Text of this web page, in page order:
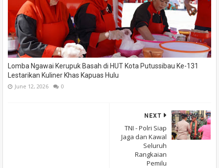
Lomba Ngawai Kerupuk Basah di HUT Kota Putussibau Ke-131
Lestarikan Kuliner Khas Kapuas Hulu
June 12, 2026 0
NEXT
TNI - Polri Siap
Jaga dan Kawal
Seluruh
Rangkaian
Pemilu